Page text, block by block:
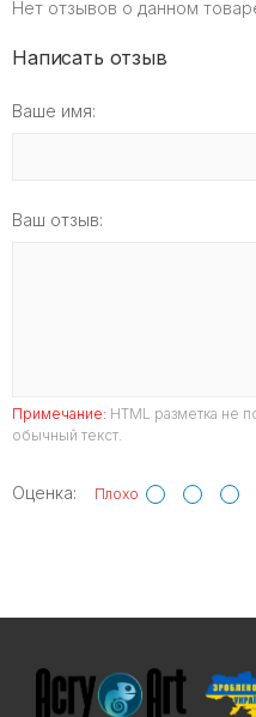
Нет отзывов о данном
Написать отзыв
Ваше имя:
Ваш отзыв:
Примечание: HTML разметка не
обычный текст.
Оценка: Плохо